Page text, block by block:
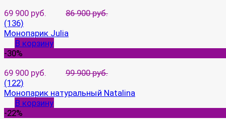
69 900 руб.
86 900 руб.
(136)
Монопарик Julia
В корзину
-30%
69 900 руб.
99 900 руб.
(122)
Монопарик натуральный Natalina
В корзину
-22%